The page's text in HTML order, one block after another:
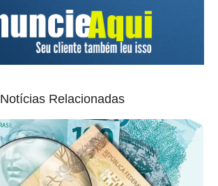
Notícias Relacionadas